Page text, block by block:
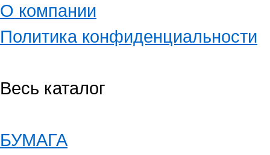
О компании
Политика конфиденциальности
Весь каталог
БУМАГА